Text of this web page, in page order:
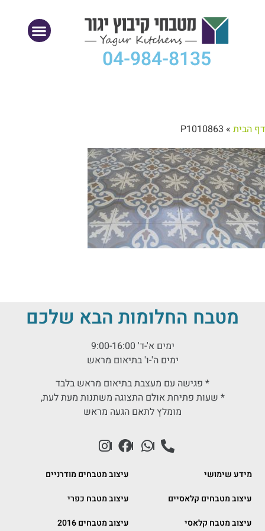
04-984-8135
דף הבית »
P1010863
מטבח החלומות הבא שלכם
ימים א'-ד' 9:00-16:00
ימים ה'-ו' בתיאום מראש
* פגישה עם מעצבת בתיאום מראש בלבד
* שעות פתיחת אולם התצוגה משתנות מעת לעת,
מומלץ לתאם הגעה מראש
מידע שימושי
עיצוב מטבחים מודרניים
עיצוב מטבחים קלאסיים
עיצוב מטבח כפרי
עיצוב מטבח קלאסי
עיצוב מטבחים 2016